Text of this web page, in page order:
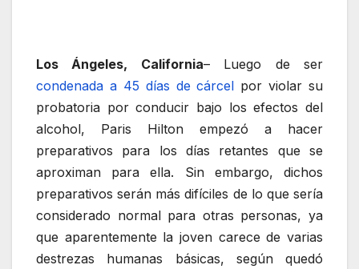
Los Ángeles, California– Luego de ser
condenada a 45 días de cárcel por violar su
probatoria por conducir bajo los efectos del
alcohol, Paris Hilton empezó a hacer
preparativos para los días retantes que se
aproximan para ella. Sin embargo, dichos
preparativos serán más difíciles de lo que sería
considerado normal para otras personas, ya
que aparentemente la joven carece de varias
destrezas humanas básicas, según quedó